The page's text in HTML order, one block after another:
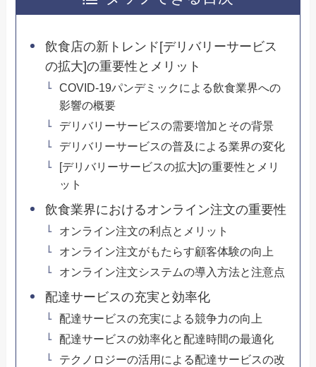
飲食店の新トレンド[デリバリーサービス
の拡大]の重要性とメリット
COVID-19パンデミックによる飲食業界への
影響の概要
デリバリーサービスの需要増加とその背景
デリバリーサービスの普及による業界の変化
[デリバリーサービスの拡大]の重要性とメリ
ット
飲食業界におけるオンライン注文の重要性
オンライン注文の利点とメリット
オンライン注文がもたらす顧客体験の向上
オンライン注文システムの導入方法と注意点
配達サービスの充実と効率化
配達サービスの充実による競争力の向上
配達サービスの効率化と配達時間の最適化
テクノロジーの活用による配達サービスの改